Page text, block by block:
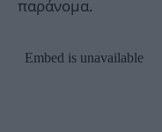
παράνομα.